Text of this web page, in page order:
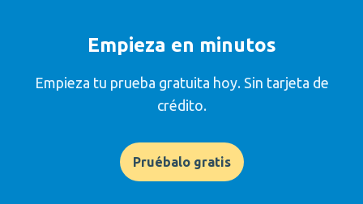
Empieza en minutos
Empieza tu prueba gratuita hoy. Sin tarjeta de
crédito.
Pruébalo gratis